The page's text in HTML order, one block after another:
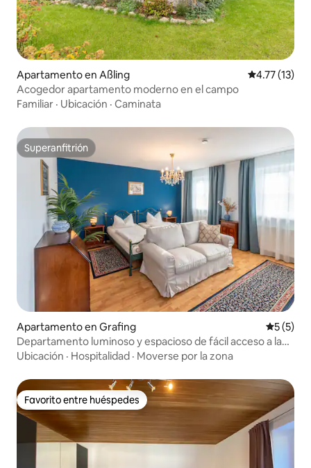
Apartamento en Aßling Calificación
4.77 (13)
Acogedor apartamento moderno en el campo
Familiar · Ubicación · Caminata
Superanfitrión
Superanfitrión
Apartamento en Grafing
5 (5)
Departamento luminoso y espacioso de fácil acceso a la
calle del tren
Ubicación · Hospitalidad · Moverse por la zona
Favorito entre huéspedes
Favorito entre huéspedes